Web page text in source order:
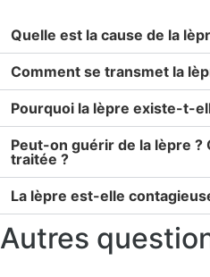
Quelle est la cause de la
Comment se transmet la
Pourquoi la lèpre existe-t-
Peut-on guérir de la lèpre
traitée ?
La lèpre est-elle
Autres